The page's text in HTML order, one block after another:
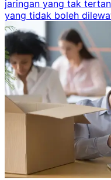
jaringan yang tak
yang tidak boleh